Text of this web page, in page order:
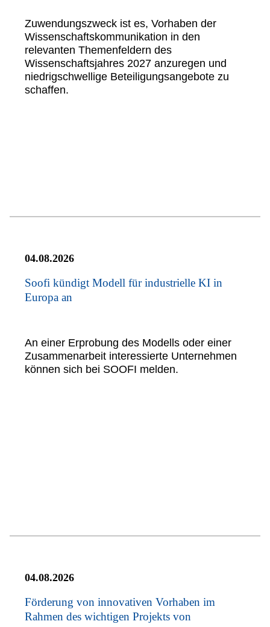
Zuwendungszweck ist es, Vorhaben der
Wissenschaftskommunikation in den
relevanten Themenfeldern des
Wissenschaftsjahres 2027 anzuregen und
niedrigschwellige Beteiligungsangebote zu
schaffen.
04.08.2026
Soofi kündigt Modell für industrielle KI in
Europa an
An einer Erprobung des Modells oder einer
Zusammenarbeit interessierte Unternehmen
können sich bei SOOFI melden.
04.08.2026
Förderung von innovativen Vorhaben im
Rahmen des wichtigen Projekts von